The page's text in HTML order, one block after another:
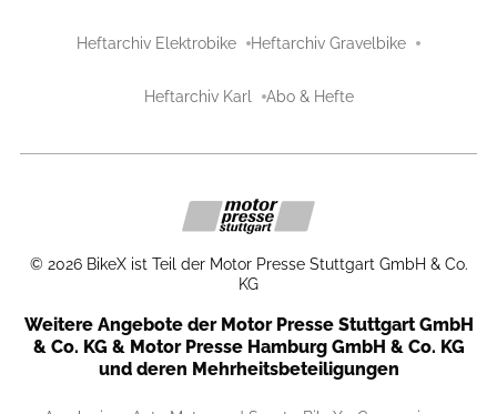
Heftarchiv Elektrobike Heftarchiv Gravelbike
Heftarchiv Karl Abo & Hefte
© 2026 BikeX ist Teil der Motor Presse Stuttgart GmbH & Co.
KG
Weitere Angebote der Motor Presse Stuttgart GmbH
& Co. KG & Motor Presse Hamburg GmbH & Co. KG
und deren Mehrheitsbeteiligungen